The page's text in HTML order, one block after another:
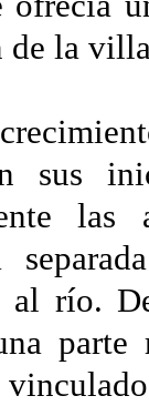
de la
sus
al río.